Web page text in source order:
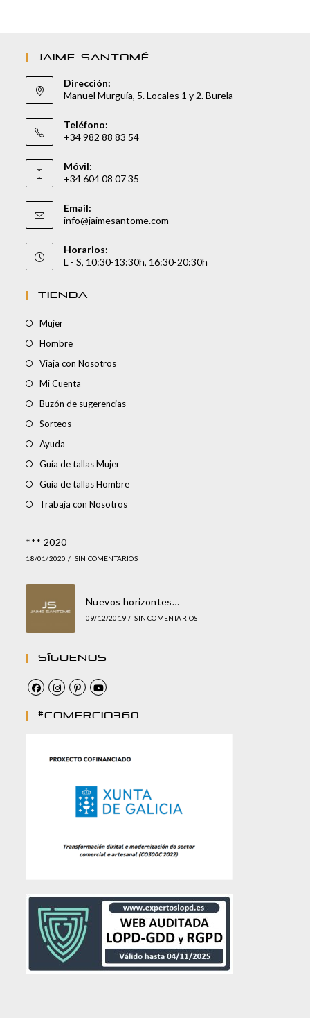
JAIME SANTOMÉ
Dirección:
Manuel Murguía, 5. Locales 1 y 2. Burela
Teléfono:
+34 982 88 83 54
Móvil:
+34 604 08 07 35
Email:
info@jaimesantome.com
Horarios:
L - S, 10:30-13:30h, 16:30-20:30h
TIENDA
Mujer
Hombre
Viaja con Nosotros
Mi Cuenta
Buzón de sugerencias
Sorteos
Ayuda
Guía de tallas Mujer
Guía de tallas Hombre
Trabaja con Nosotros
*** 2020
18/01/2020 / SIN COMENTARIOS
Nuevos horizontes…
09/12/2019 / SIN COMENTARIOS
Síguenos
#comercio360